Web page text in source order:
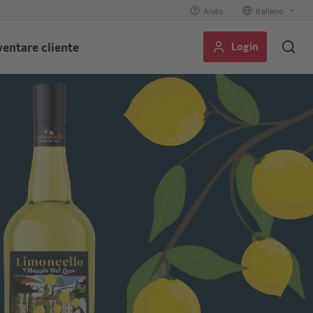
Aiuto
Select
your
language
cliente Login